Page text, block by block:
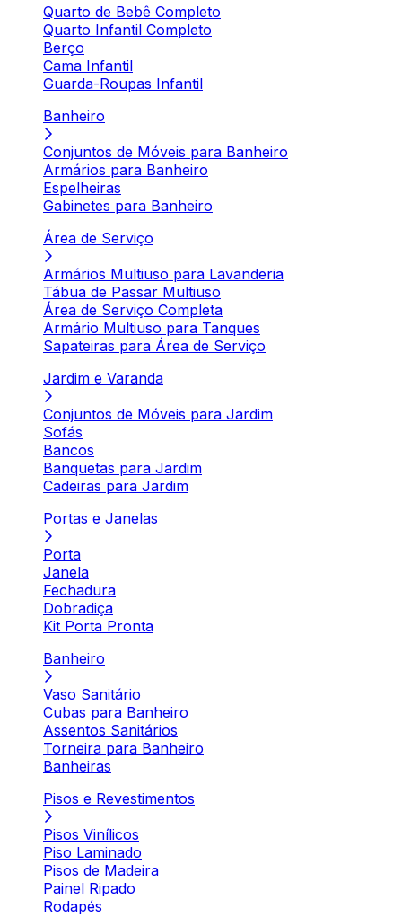
Quarto de Bebê Completo
Quarto Infantil Completo
Berço
Cama Infantil
Guarda-Roupas Infantil
Banheiro
Conjuntos de Móveis para Banheiro
Armários para Banheiro
Espelheiras
Gabinetes para Banheiro
Área de Serviço
Armários Multiuso para Lavanderia
Tábua de Passar Multiuso
Área de Serviço Completa
Armário Multiuso para Tanques
Sapateiras para Área de Serviço
Jardim e Varanda
Conjuntos de Móveis para Jardim
Sofás
Bancos
Banquetas para Jardim
Cadeiras para Jardim
Portas e Janelas
Porta
Janela
Fechadura
Dobradiça
Kit Porta Pronta
Banheiro
Vaso Sanitário
Cubas para Banheiro
Assentos Sanitários
Torneira para Banheiro
Banheiras
Pisos e Revestimentos
Pisos Vinílicos
Piso Laminado
Pisos de Madeira
Painel Ripado
Rodapés